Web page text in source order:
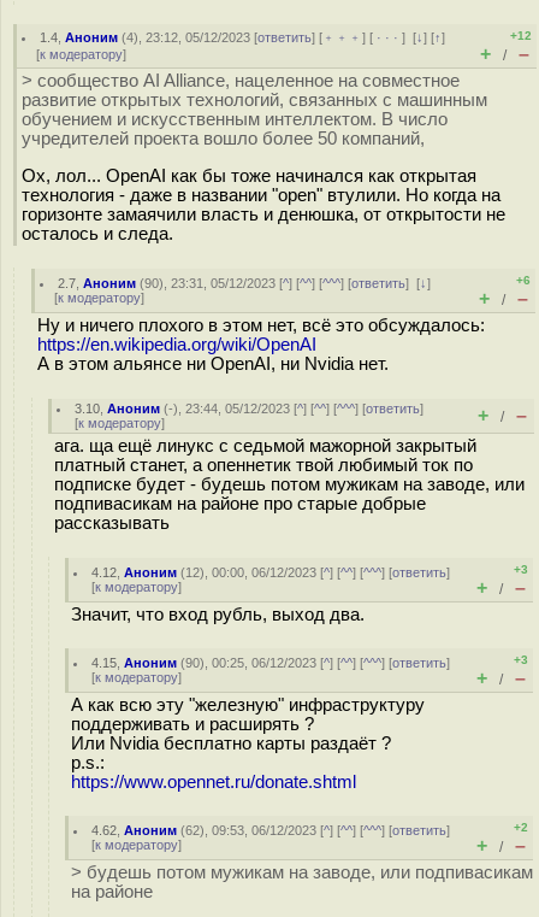
1.4 ,Аноним (4), 23:12, 05/12/2023 [ответить] [ ﹢﹢﹢] [ · · ·][↓] [↑]
[к модератору]
+12
+ / –
> сообщество AI Alliance, нацеленное на совместное
развитие открытых технологий, связанных с машинным
обучением и искусственным интеллектом. В число
учредителей проекта вошло более 50 компаний,
Ох, лол... OpenAI как бы тоже начинался как открытая
технология - даже в названии "open" втулили. Но когда на
горизонте замаячили власть и денюшка, от открытости не
осталось и следа.
2.7 ,Аноним (90), 23:31, 05/12/2023 [^] [^^] [^^^] [ответить][↓]
[к модератору]
+6
+ / –
Ну и ничего плохого в этом нет, всё это обсуждалось:
https://en.wikipedia.org/wiki/OpenAI
А в этом альянсе ни OpenAI, ни Nvidia нет.
3.10 ,Аноним (-), 23:44, 05/12/2023 [^] [^^] [^^^] [ответить]
[к модератору] + / –
ага. ща ещё линукс с седьмой мажорной закрытый
платный станет, а опеннетик твой любимый ток по
подписке будет - будешь потом мужикам на заводе, или
подпивасикам на районе про старые добрые
рассказывать
4.12 ,Аноним (12), 00:00, 06/12/2023 [^] [^^] [^^^] [ответить]
[к модератору]
+3
+ / –
Значит, что вход рубль, выход два.
4.15 ,Аноним (90), 00:25, 06/12/2023 [^] [^^] [^^^] [ответить]
[к модератору]
+3
+ / –
А как всю эту "железную" инфраструктуру
поддерживать и расширять ?
Или Nvidia бесплатно карты раздаёт ?
p.s.:
https://www.opennet.ru/donate.shtml
4.62 ,Аноним (62), 09:53, 06/12/2023 [^] [^^] [^^^] [ответить]
[к модератору]
+2
+ / –
> будешь потом мужикам на заводе, или подпивасикам
на районе